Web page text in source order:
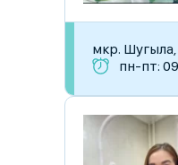
мкр.
пн-пт: